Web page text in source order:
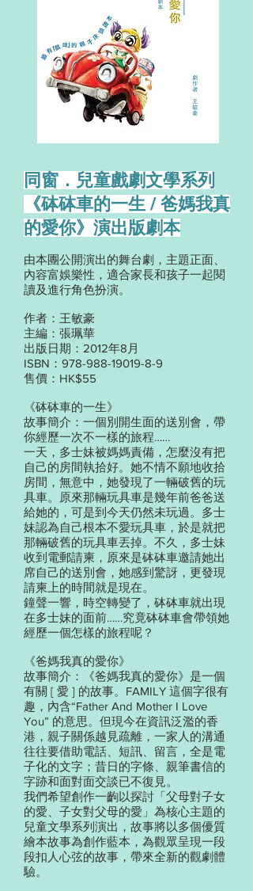
同窗．兒童戲劇文學系列
《砵砵車的一生 / 爸媽我真
的愛你》演出版劇本
由本團公開演出的舞台劇，主題正面、
內容富娛樂性，適合家長和孩子一起閱
讀及進行角色扮演。
作者：王敏豪
主編：張珮華
出版日期：2012年8月
ISBN：978-988-19019-8-9
售價：HK$55
《砵砵車的一生》
故事簡介：一個別開生面的送別會，帶
你經歷一次不一樣的旅程……
一天，多士妹被媽媽責備，怎麼沒有把
自己的房間執拾好。她不情不願地收拾
房間，無意中，她發現了一輛破舊的玩
具車。原來那輛玩具車是幾年前爸爸送
給她的，可是到今天仍然未玩過。多士
妹認為自己根本不愛玩具車，於是就把
那輛破舊的玩具車丟掉。不久，多士妹
收到電郵請柬，原來是砵砵車邀請她出
席自己的送別會，她感到驚訝，更發現
請柬上的時間就是現在。
鐘聲一響，時空轉變了，砵砵車就出現
在多士妹的面前……究竟砵砵車會帶領她
經歷一個怎樣的旅程呢？
《爸媽我真的愛你》
故事簡介：《爸媽我真的愛你》是一個
有關 [ 愛 ] 的故事。FAMILY 這個字很有
趣，內含“Father And Mother I Love
You” 的意思。但現今在資訊泛濫的香
港，親子關係越見疏離，一家人的溝通
往往要借助電話、短訊、留言，全是電
子化的文字；昔日的字條、親筆書信的
字跡和面對面交談已不復見。
我們希望創作一齣以探討「父母對子女
的愛、子女對父母的愛」為核心主題的
兒童文學系列演出，故事將以多個優質
繪本故事為創作藍本，為觀眾呈現一段
段扣人心弦的故事，帶來全新的觀劇體
驗。